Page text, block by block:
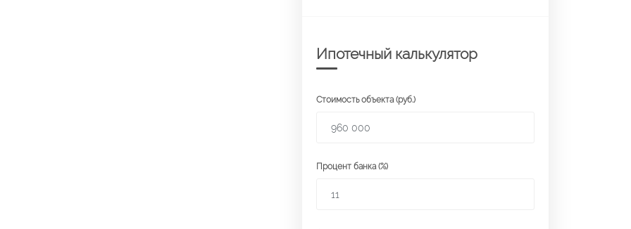
Ипотечный калькулятор
Стоимость объекта (руб.)
Процент банка (%)